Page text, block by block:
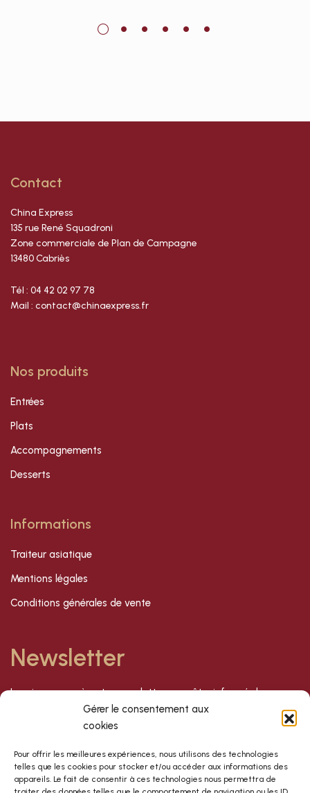
Gérer le consentement aux
cookies
Pour offrir les meilleures expériences, nous utilisons des technologies
telles que les cookies pour stocker et/ou accéder aux informations des
appareils. Le fait de consentir à ces technologies nous permettra de
Contact
China Express
135 rue René Squadroni
Zone commerciale de Plan de Campagne
13480 Cabriès
Tél : 04 42 02 97 78
Mail : contact@chinaexpress.fr
Nos produits
Entrées
Plats
Accompagnements
Desserts
Informations
Traiteur asiatique
Mentions légales
Conditions générales de vente
Newsletter
Inscrivez-vous à notre newsletter pour être informé de nos
dernières offres et nouveautés !
S'inscrire